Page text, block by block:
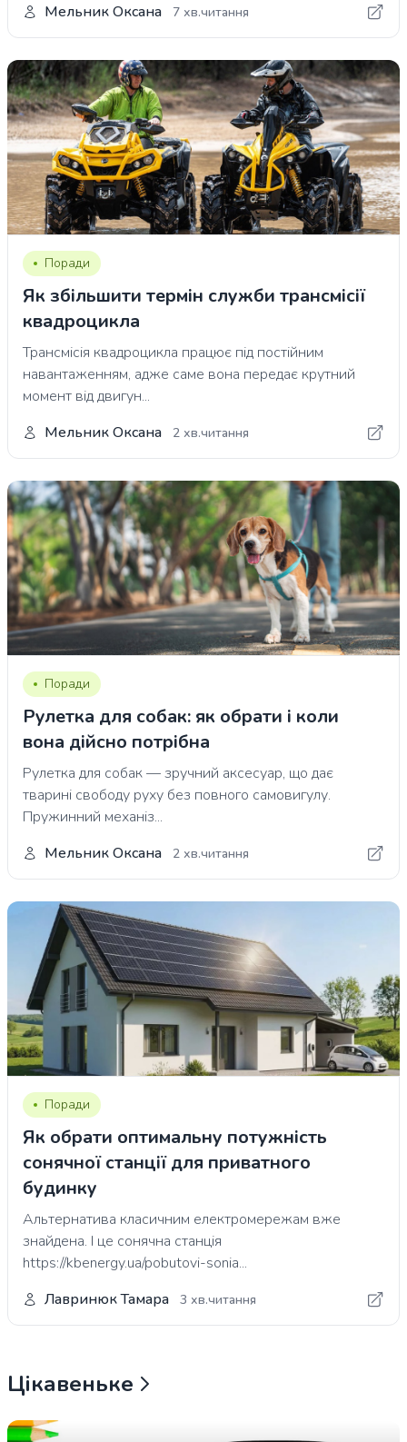
Мельник Оксана
7 хв.читання
Поради
Як збільшити термін служби трансмісії
квадроцикла
Трансмісія квадроцикла працює під постійним
навантаженням, адже саме вона передає крутний
момент від двигун...
Мельник Оксана
2 хв.читання
Поради
Рулетка для собак: як обрати і коли
вона дійсно потрібна
Рулетка для собак — зручний аксесуар, що дає
тварині свободу руху без повного самовигулу.
Пружинний механіз...
Мельник Оксана
2 хв.читання
Поради
Як обрати оптимальну потужність
сонячної станції для приватного
будинку
Альтернатива класичним електромережам вже
знайдена. І це сонячна станція
https://kbenergy.ua/pobutovi-sonia...
Лавринюк Тамара
3 хв.читання
Цікавеньке